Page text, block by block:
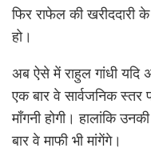
फिर राफेल की खरीददारी
हो।
अब ऐसे में राहुल गांधी यदि
एक बार वे सार्वजनिक
माँगनी होगी। हालांकि
बार वे माफी भी मांगेंगे।